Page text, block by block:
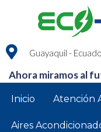
Guayaquil -
Ahora miramos al
Inicio Atención
Aires